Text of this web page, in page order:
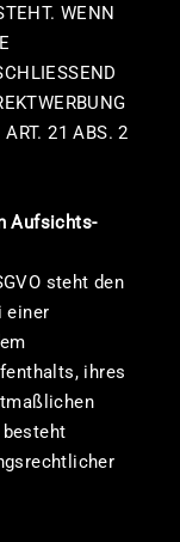
WENN
21 ABS. 2
Aufsichts­
steht den
einer
ihres